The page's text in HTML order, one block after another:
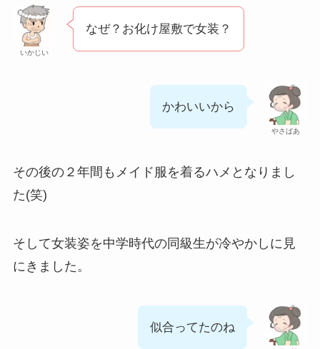
いかじい
なぜ？お化け屋敷で女装？
やさばあ
かわいいから
その後の２年間もメイド服を着るハメとなりまし
た(笑)
そして女装姿を中学時代の同級生が冷やかしに見
にきました。
似合ってたのね